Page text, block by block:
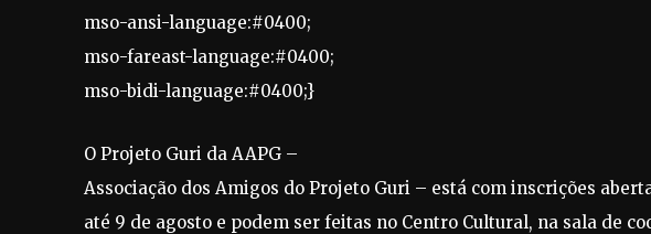
mso-ansi-language:#0400;
mso-fareast-language:#0400;
mso-bidi-language:#0400;}
O Projeto Guri da AAPG –
Associação dos Amigos do Projeto Guri – está com inscrições
até 9 de agosto e podem ser feitas no Centro Cultural, na sala de